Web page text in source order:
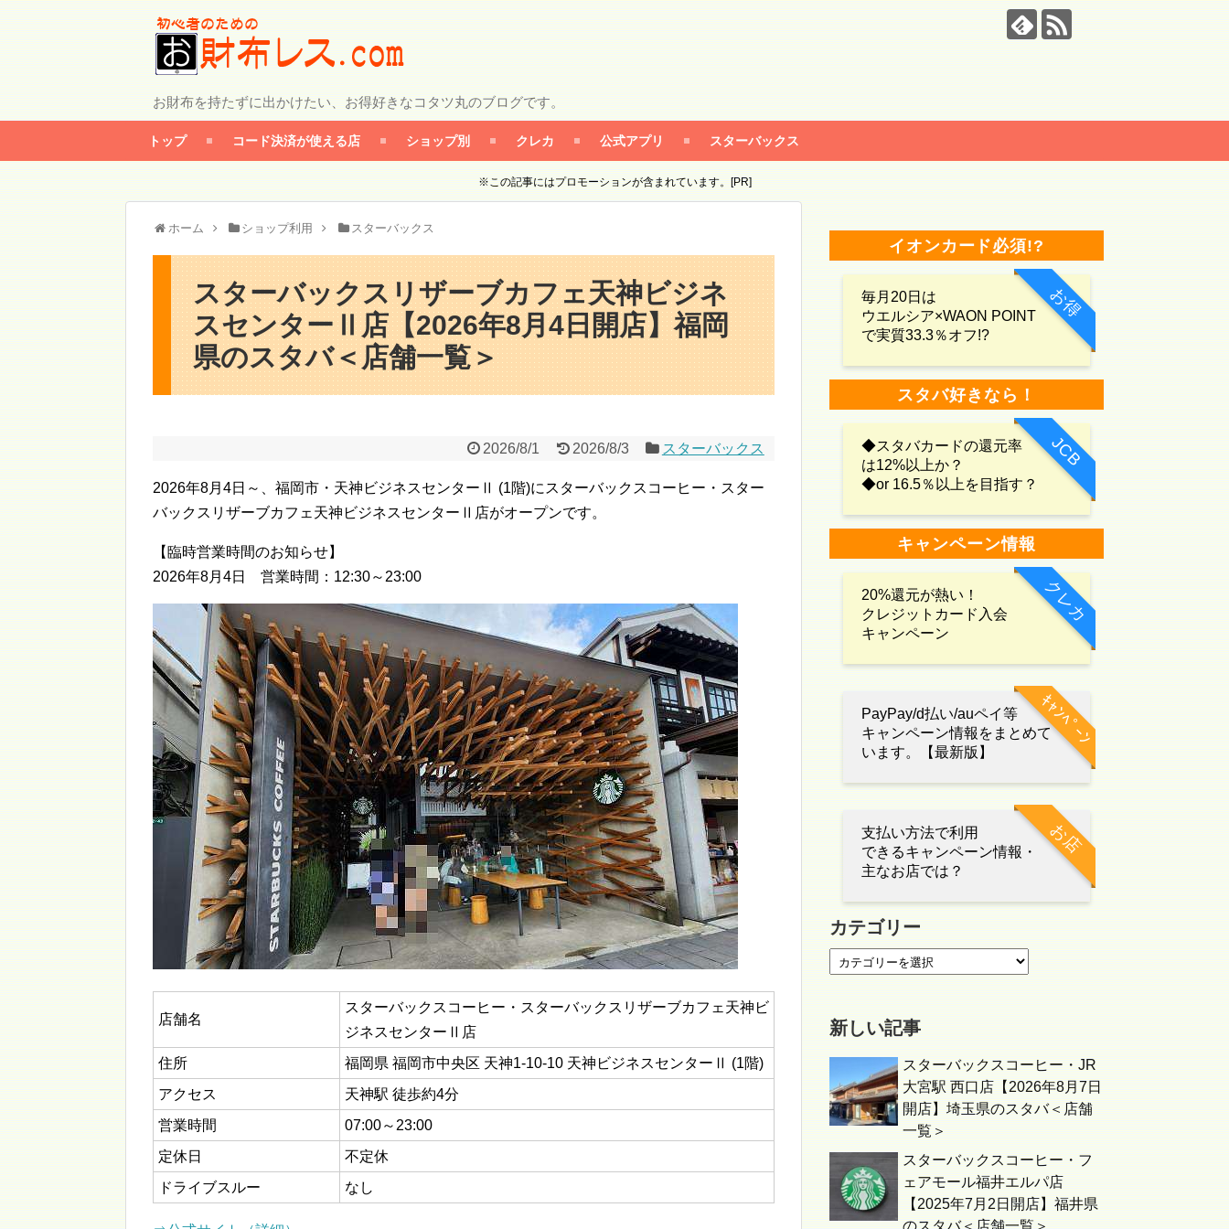
お財布を持たずに出かけたい、お得好きなコタツ丸のブログです。
トップ コード決済が使える店 ショップ別 クレカ 公式アプリ スターバックス
※この記事にはプロモーションが含まれています。[PR]
ホーム ショップ利用 スターバックス
スターバックスリザーブカフェ天神ビジネ
スセンターⅡ店【2026年8月4日開店】福岡
県のスタバ＜店舗一覧＞
2026/8/1 2026/8/3 スターバックス
2026年8月4日～、福岡市・天神ビジネスセンターⅡ (1階)にスターバックスコーヒー・スター
バックスリザーブカフェ天神ビジネスセンターⅡ店がオープンです。
【臨時営業時間のお知らせ】
2026年8月4日 営業時間：12:30～23:00
店舗名
スターバックスコーヒー・スターバックスリザーブカフェ天神ビ
ジネスセンターⅡ店
住所
福岡県 福岡市中央区 天神1-10-10 天神ビジネスセンターⅡ (1階)
アクセス
天神駅 徒歩約4分
営業時間
07:00～23:00
定休日
不定休
ドライブスルー
なし
イオンカード必須!?
お得
毎月20日は
ウエルシア×WAON POINT
で実質33.3％オフ!?
スタバ好きなら！
JCB
◆スタバカードの還元率
は12%以上か？
◆or 16.5％以上を目指す？
キャンペーン情報
クレカ
20%還元が熱い！
クレジットカード入会
キャンペーン
ｷｬﾝﾍﾟｰﾝ
PayPay/d払い/auペイ等
キャンペーン情報をまとめて
います。【最新版】
お店
支払い方法で利用
できるキャンペーン情報・
主なお店では？
カテゴリー
新しい記事
スターバックスコーヒー・JR
大宮駅 西口店【2026年8月7日
開店】埼玉県のスタバ＜店舗
一覧＞
スターバックスコーヒー・フ
ェアモール福井エルパ店
【2025年7月2日開店】福井県
のスタバ＜店舗一覧＞